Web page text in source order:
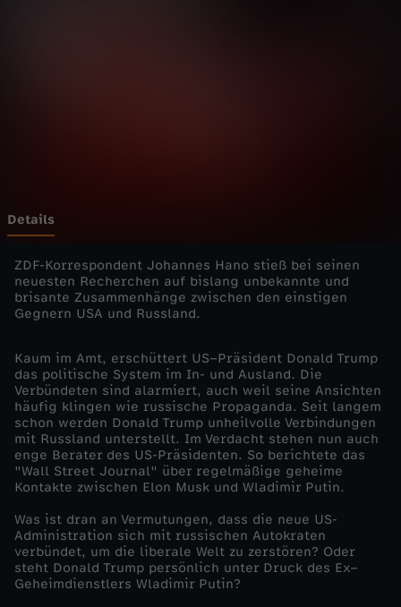
n
s
H
e
l
f
e
r
Details
ZDF-Korrespondent Johannes Hano stieß bei seinen
neuesten Recherchen auf bislang unbekannte und
brisante Zusammenhänge zwischen den einstigen
Gegnern USA und Russland.
Kaum im Amt, erschüttert US–Präsident Donald Trump
das politische System im In- und Ausland. Die
Verbündeten sind alarmiert, auch weil seine Ansichten
häufig klingen wie russische Propaganda. Seit langem
schon werden Donald Trump unheilvolle Verbindungen
mit Russland unterstellt. Im Verdacht stehen nun auch
enge Berater des US-Präsidenten. So berichtete das
"Wall Street Journal" über regelmäßige geheime
Kontakte zwischen Elon Musk und Wladimir Putin.
Was ist dran an Vermutungen, dass die neue US-
Administration sich mit russischen Autokraten
verbündet, um die liberale Welt zu zerstören? Oder
steht Donald Trump persönlich unter Druck des Ex–
Geheimdienstlers Wladimir Putin?